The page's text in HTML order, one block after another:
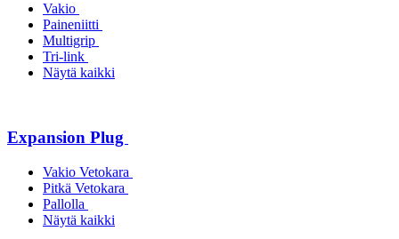
Vakio
Paineniitti
Multigrip
Tri-link
Näytä kaikki
Expansion Plug
Vakio Vetokara
Pitkä Vetokara
Pallolla
Näytä kaikki